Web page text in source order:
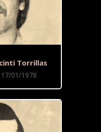
Torrillas
01/1978